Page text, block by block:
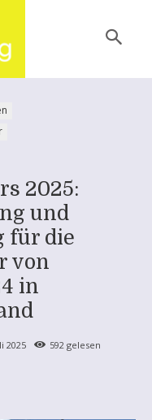
2025:
und
für die
von
in
2025 592 gelesen